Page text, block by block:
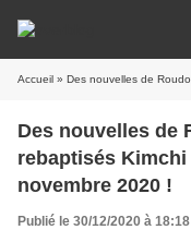
Accueil » Des nouvelles de Roudourou
Des nouvelles de
rebaptisés
novembre 2020 !
Publié le 30/12/2020 à 18:18